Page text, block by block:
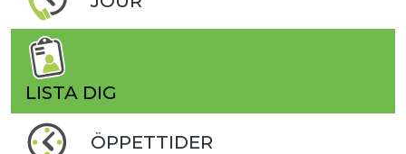
LISTA DIG
ÖPPETTIDER